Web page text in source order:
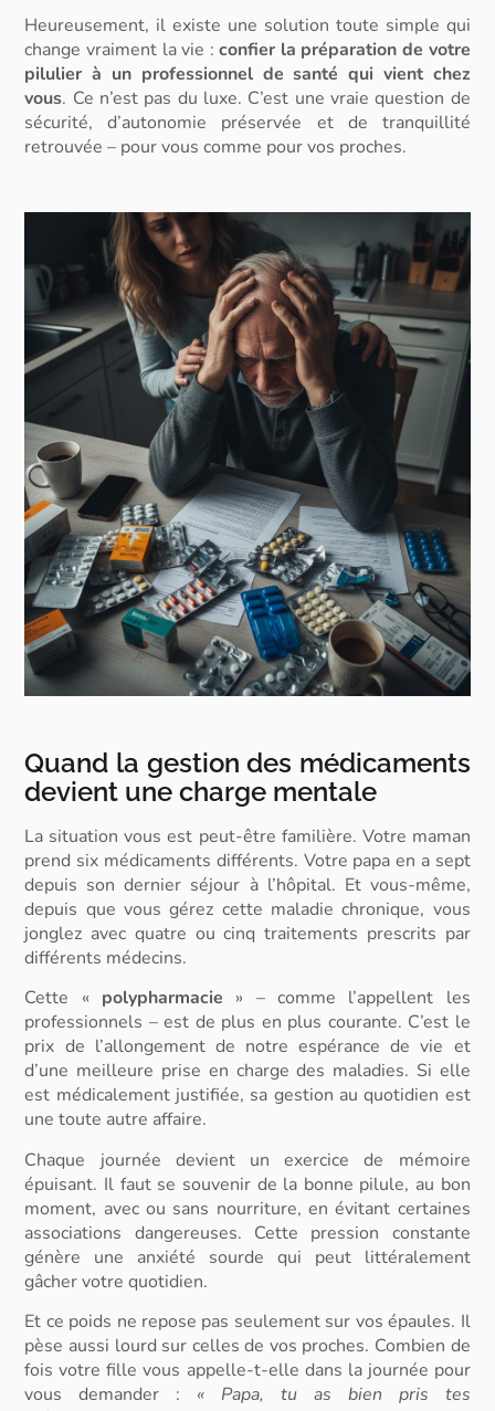
Heureusement, il existe une solution toute simple qui
change vraiment la vie :confier la préparation de votre
pilulier à un professionnel de santé qui vient chez
vous. Ce n’est pas du luxe. C’est une vraie question de
sécurité, d’autonomie préservée et de tranquillité
retrouvée – pour vous comme pour vos proches.
Quand la gestion des médicaments
devient une charge mentale
La situation vous est peut-être familière. Votre maman
prend six médicaments différents. Votre papa en a sept
depuis son dernier séjour à l’hôpital. Et vous-même,
depuis que vous gérez cette maladie chronique, vous
jonglez avec quatre ou cinq traitements prescrits par
différents médecins.
Cette « polypharmacie » – comme l’appellent les
professionnels – est de plus en plus courante. C’est le
prix de l’allongement de notre espérance de vie et
d’une meilleure prise en charge des maladies. Si elle
est médicalement justifiée, sa gestion au quotidien est
une toute autre affaire.
Chaque journée devient un exercice de mémoire
épuisant. Il faut se souvenir de la bonne pilule, au bon
moment, avec ou sans nourriture, en évitant certaines
associations dangereuses. Cette pression constante
génère une anxiété sourde qui peut littéralement
gâcher votre quotidien.
Et ce poids ne repose pas seulement sur vos épaules. Il
pèse aussi lourd sur celles de vos proches. Combien de
fois votre fille vous appelle-t-elle dans la journée pour
vous demander : « Papa, tu as bien pris tes